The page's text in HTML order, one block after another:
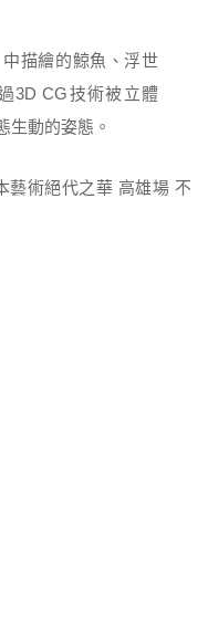
描繪的鯨魚、浮世
3D CG技術被立體
生動的姿態。